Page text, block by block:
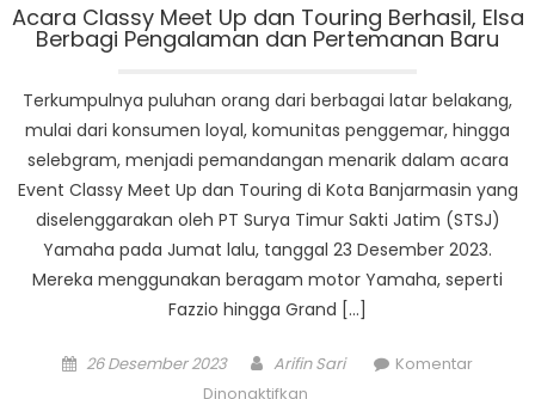
Acara Classy Meet Up dan Touring Berhasil, Elsa
Berbagi Pengalaman dan Pertemanan Baru
Terkumpulnya puluhan orang dari berbagai latar belakang,
mulai dari konsumen loyal, komunitas penggemar, hingga
selebgram, menjadi pemandangan menarik dalam acara
Event Classy Meet Up dan Touring di Kota Banjarmasin yang
diselenggarakan oleh PT Surya Timur Sakti Jatim (STSJ)
Yamaha pada Jumat lalu, tanggal 23 Desember 2023.
Mereka menggunakan beragam motor Yamaha, seperti
Fazzio hingga Grand […]
Posted
26 Desember 2023 Author
Arifin Sari
Komentar
Dinonaktifkan